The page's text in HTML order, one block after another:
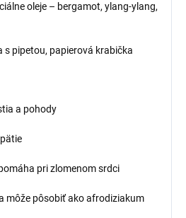
oleje – bergamot, ylang-ylang,
s pipetou, papierová krabička
a pohody
pri zlomenom srdci
môže pôsobiť ako afrodiziakum